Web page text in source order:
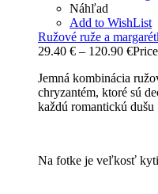
Náhľad
Add to WishList
Ružové ruže a
29.40 € – 120.90 €
Jemná kombinácia
chryzantém, ktoré sú
každú romantickú dušu
Na fotke je veľkosť